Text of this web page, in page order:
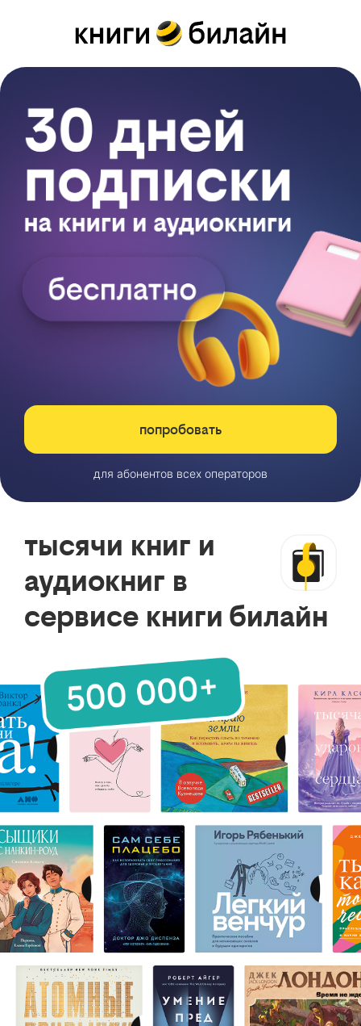
попробовать
для абонентов всех операторов
тысячи книг и
аудиокниг в
сервисе книги билайн